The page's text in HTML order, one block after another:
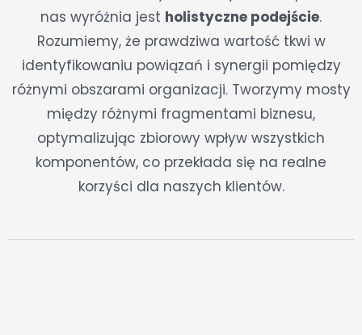
nas wyróżnia jest holistyczne podejście.
Rozumiemy, że prawdziwa wartość tkwi w
identyfikowaniu powiązań i synergii pomiędzy
różnymi obszarami organizacji. Tworzymy mosty
między różnymi fragmentami biznesu,
optymalizując zbiorowy wpływ wszystkich
komponentów, co przekłada się na realne
korzyści dla naszych klientów.